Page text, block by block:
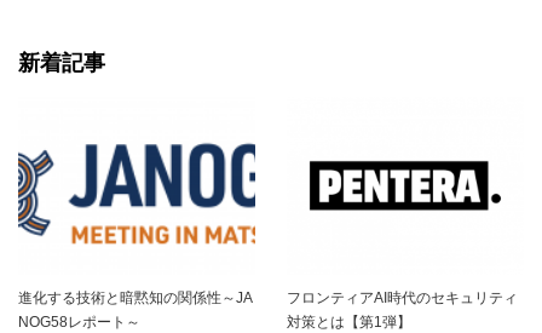
新着記事
進化する技術と暗黙知の関係性～JA
NOG58レポート～
フロンティアAI時代のセキュリティ
対策とは【第1弾】